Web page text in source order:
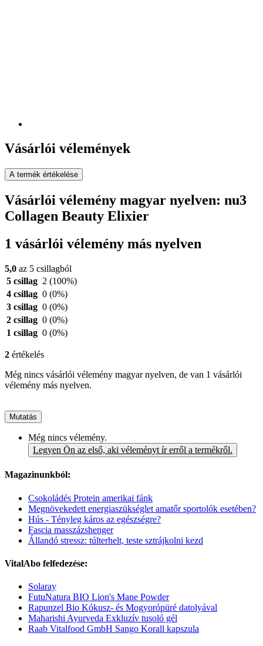
Vásárlói vélemények
A termék értékelése
Vásárlói vélemény magyar nyelven: nu3
Collagen Beauty Elixier
1 vásárlói vélemény más nyelven
5,0 az 5 csillagból
5 csillag 2 (100%)
4 csillag 0 (0%)
3 csillag 0 (0%)
2 csillag 0 (0%)
1 csillag 0 (0%)
2 értékelés
Még nincs vásárlói vélemény magyar nyelven, de van 1 vásárlói
vélemény más nyelven.
Mutatás
Még nincs vélemény.
Legyen Ön az első, aki véleményt ír erről a termékről.
Magazinunkból:
Csokoládés Protein amerikai fánk
Megnövekedett energiaszükséglet amatőr sportolók esetében?
Hús - Tényleg káros az egészségre?
Fascia masszázshenger
Állandó stressz: túlterhelt, teste sztrájkolni kezd
VitalAbo felfedezése:
Solaray
FutuNatura BIO Lion's Mane Powder
Rapunzel Bio Kókusz- és Mogyorópüré datolyával
Maharishi Ayurveda Exkluzív tusoló gél
Raab Vitalfood GmbH Sango Korall kapszula